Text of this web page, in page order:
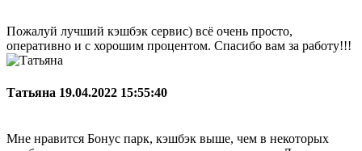
Пожалуй лучший кэшбэк сервис) всё очень просто,
оперативно и с хорошим процентом. Спасибо вам за работу!!!
Татьяна 19.04.2022 15:55:40
Мне нравится Бонус парк, кэшбэк выше, чем в некоторых